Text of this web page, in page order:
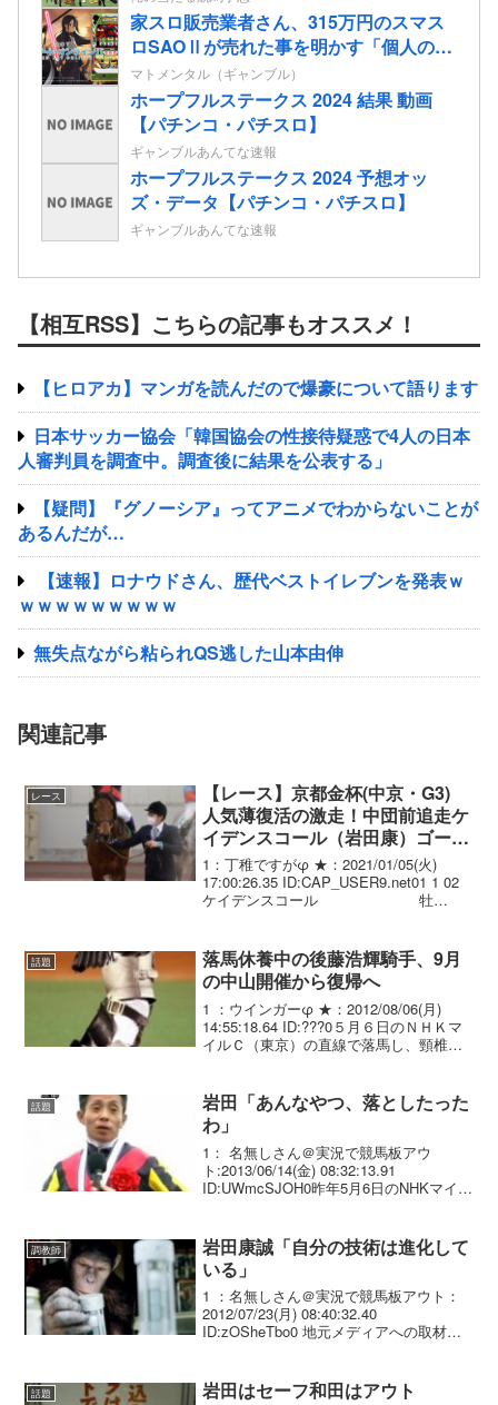
家スロ販売業者さん、315万円のスマス
ロSAOⅡが売れた事を明かす「個人のお
客様からご注文頂きました」
マトメンタル（ギャンブル）
ホープフルステークス 2024 結果 動画
【パチンコ・パチスロ】
ギャンブルあんてな速報
ホープフルステークス 2024 予想オッ
ズ・データ【パチンコ・パチスロ】
ギャンブルあんてな速報
【相互RSS】こちらの記事もオススメ！
【ヒロアカ】マンガを読んだので爆豪について語ります
日本サッカー協会「韓国協会の性接待疑惑で4人の日本
人審判員を調査中。調査後に結果を公表する」
【疑問】『グノーシア』ってアニメでわからないことが
あるんだが…
【速報】ロナウドさん、歴代ベストイレブンを発表ｗ
ｗｗｗｗｗｗｗｗｗ
無失点ながら粘られQS逃した山本由伸
関連記事
レース
【レース】京都金杯(中京・G3)
人気薄復活の激走！中団前追走ケ
イデンスコール（岩田康）ゴール
前で抜け出し2年4か月ぶり勝利！
1：丁稚ですがφ ★：2021/01/05(火)
17:00:26.35 ID:CAP_USER9.net01 1 02
ケイデンスコール 牡
話題
落馬休養中の後藤浩輝騎手、9月
の中山開催から復帰へ
1 ：ウインガーφ ★：2012/08/06(月)
14:55:18.64 ID:???0５月６日のＮＨＫマ
イルＣ（東京）の直線で落馬し、頸椎骨
レビ出演のために新潟競馬...
話題
岩田「あんなやつ、落としたった
わ」
1： 名無しさん＠実況で競馬板アウ
ト:2013/06/14(金) 08:32:13.91
ID:UWmcSJOH0昨年5月6日のNHKマイル
（39）が落馬、頸椎骨折の...
調教師
岩田康誠「自分の技術は進化して
いる」
1 ：名無しさん＠実況で競馬板アウト：
2012/07/23(月) 08:40:32.40
ID:zOSheTbo0 地元メディアへの取材日
をやめてもいい。それぐらいの気...
話題 岩田はセーフ和田はアウト